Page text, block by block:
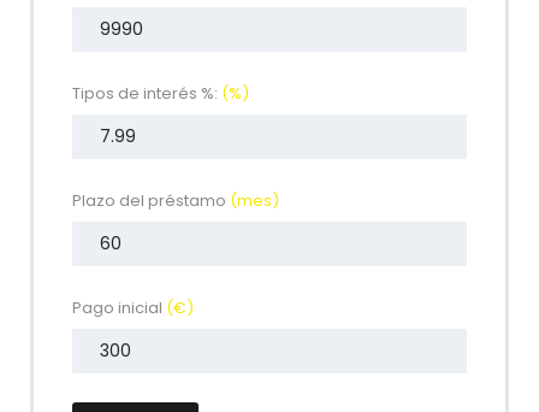
Tipos de interés %: (%)
Plazo del préstamo (mes)
Pago inicial (€)